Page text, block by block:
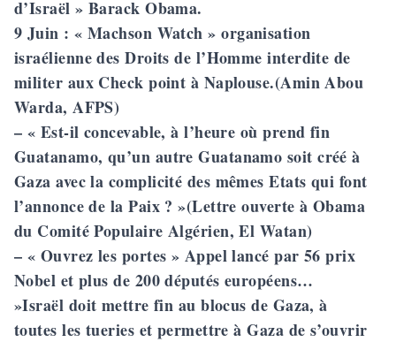
d’Israël » Barack Obama.
9 Juin : « Machson Watch » organisation
israélienne des Droits de l’Homme interdite de
militer aux Check point à Naplouse.(Amin Abou
Warda, AFPS)
– « Est-il concevable, à l’heure où prend fin
Guatanamo, qu’un autre Guatanamo soit créé à
Gaza avec la complicité des mêmes Etats qui font
l’annonce de la Paix ? »(Lettre ouverte à Obama
du Comité Populaire Algérien, El Watan)
– « Ouvrez les portes » Appel lancé par 56 prix
Nobel et plus de 200 députés européens…
»Israël doit mettre fin au blocus de Gaza, à
toutes les tueries et permettre à Gaza de s’ouvrir